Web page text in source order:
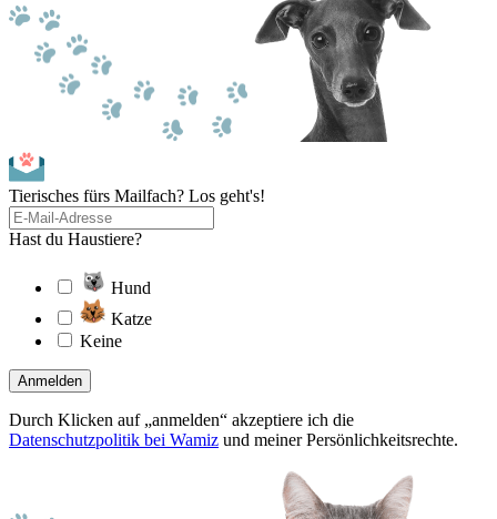
Tierisches fürs Mailfach? Los geht's!
Hast du Haustiere?
Hund
Katze
Keine
Anmelden
Durch Klicken auf „anmelden“ akzeptiere ich die
Datenschutzpolitik bei Wamiz und meiner Persönlichkeitsrechte.